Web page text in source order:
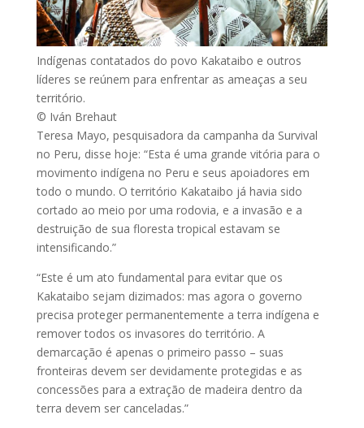
Indígenas contatados do povo Kakataibo e outros
líderes se reúnem para enfrentar as ameaças a seu
território.
© Iván Brehaut
Teresa Mayo, pesquisadora da campanha da Survival
no Peru, disse hoje: “Esta é uma grande vitória para o
movimento indígena no Peru e seus apoiadores em
todo o mundo. O território Kakataibo já havia sido
cortado ao meio por uma rodovia, e a invasão e a
destruição de sua floresta tropical estavam se
intensificando.”
“Este é um ato fundamental para evitar que os
Kakataibo sejam dizimados: mas agora o governo
precisa proteger permanentemente a terra indígena e
remover todos os invasores do território. A
demarcação é apenas o primeiro passo – suas
fronteiras devem ser devidamente protegidas e as
concessões para a extração de madeira dentro da
terra devem ser canceladas.”